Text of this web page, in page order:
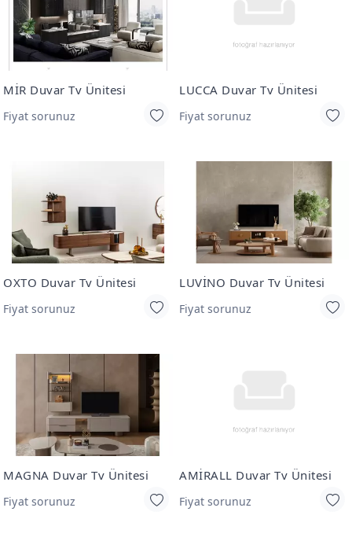
MİR Duvar Tv Ünitesi
Fiyat sorunuz
LUCCA Duvar Tv Ünitesi
Fiyat sorunuz
OXTO Duvar Tv Ünitesi
Fiyat sorunuz
LUVİNO Duvar Tv Ünitesi
Fiyat sorunuz
MAGNA Duvar Tv Ünitesi
Fiyat sorunuz
AMİRALL Duvar Tv Ünitesi
Fiyat sorunuz